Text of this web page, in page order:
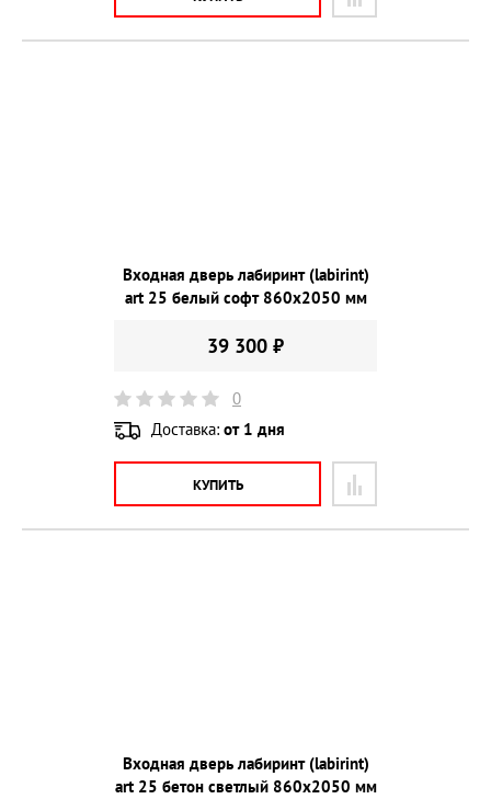
Входная дверь лабиринт (labirint)
art 25 белый софт 860х2050 мм
39 300 ₽
0
Доставка: от 1 дня
КУПИТЬ
Входная дверь лабиринт (labirint)
art 25 бетон светлый 860х2050 мм